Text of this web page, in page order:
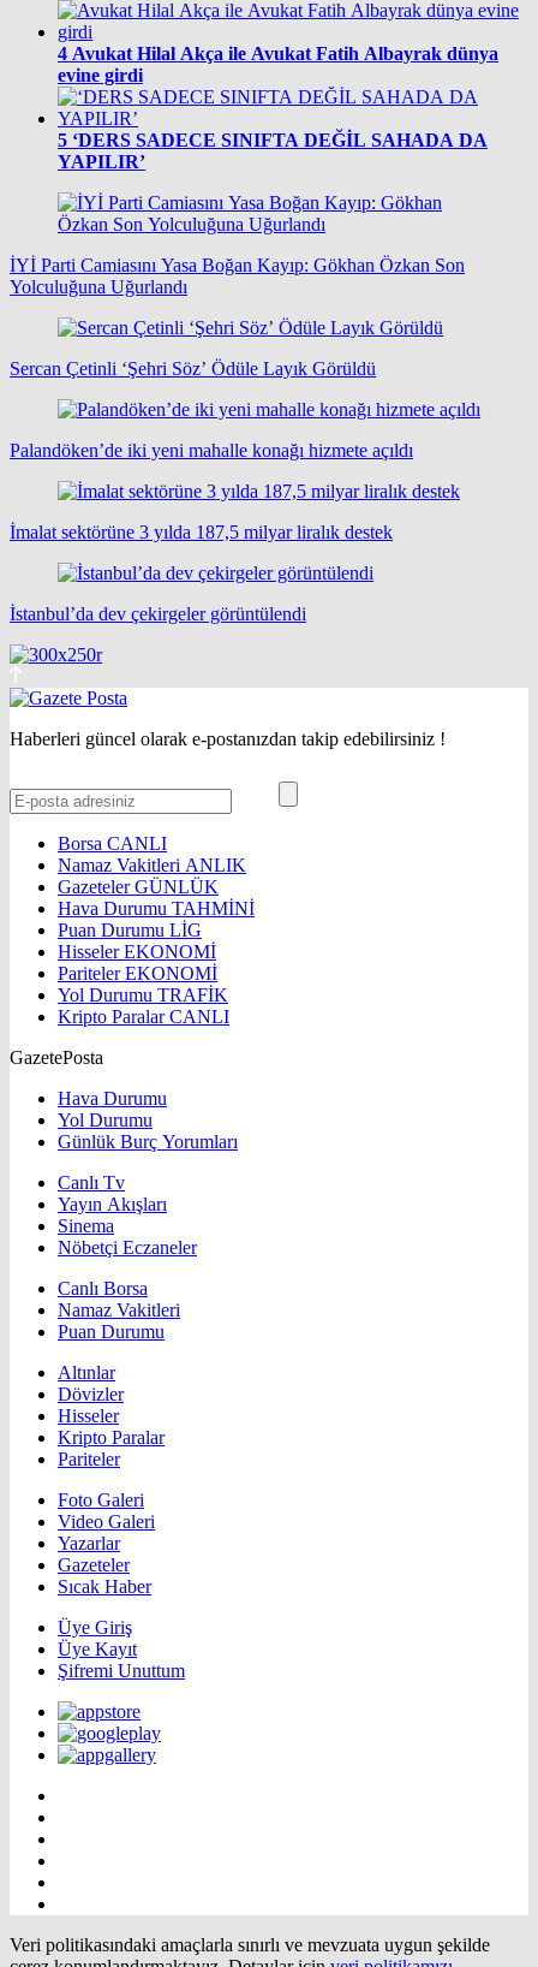
4 Avukat Hilal Akça ile Avukat Fatih Albayrak dünya
evine girdi
5 ‘DERS SADECE SINIFTA DEĞİL SAHADA DA
YAPILIR’
İYİ Parti Camiasını Yasa Boğan Kayıp: Gökhan Özkan Son
Yolculuğuna Uğurlandı
Sercan Çetinli ‘Şehri Söz’ Ödüle Layık Görüldü
Palandöken’de iki yeni mahalle konağı hizmete açıldı
İmalat sektörüne 3 yılda 187,5 milyar liralık destek
İstanbul’da dev çekirgeler görüntülendi
Haberleri güncel olarak e-postanızdan takip edebilirsiniz !
Borsa CANLI
Namaz Vakitleri ANLIK
GazetelerGÜNLÜK
Hava Durumu TAHMİNİ
Puan Durumu LİG
HisselerEKONOMİ
ParitelerEKONOMİ
Yol Durumu TRAFİK
Kripto ParalarCANLI
GazetePosta
Hava Durumu
Yol Durumu
Günlük Burç Yorumları
Canlı Tv
Yayın Akışları
Sinema
Nöbetçi Eczaneler
Canlı Borsa
Namaz Vakitleri
Puan Durumu
Altınlar
Dövizler
Hisseler
Kripto Paralar
Pariteler
Foto Galeri
Video Galeri
Yazarlar
Gazeteler
Sıcak Haber
Üye Giriş
Üye Kayıt
Şifremi Unuttum
Veri politikasındaki amaçlarla sınırlı ve mevzuata uygun şekilde